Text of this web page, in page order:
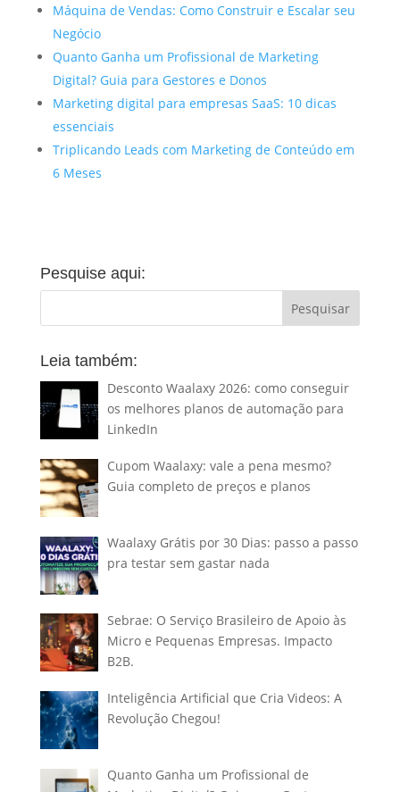
Máquina de Vendas: Como Construir e Escalar seu
Negócio
Quanto Ganha um Profissional de Marketing
Digital? Guia para Gestores e Donos
Marketing digital para empresas SaaS: 10 dicas
essenciais
Triplicando Leads com Marketing de Conteúdo em
6 Meses
Pesquise aqui:
Leia também:
Desconto Waalaxy 2026: como conseguir
os melhores planos de automação para
LinkedIn
Cupom Waalaxy: vale a pena mesmo?
Guia completo de preços e planos
Waalaxy Grátis por 30 Dias: passo a passo
pra testar sem gastar nada
Sebrae: O Serviço Brasileiro de Apoio às
Micro e Pequenas Empresas. Impacto
B2B.
Inteligência Artificial que Cria Videos: A
Revolução Chegou!
Quanto Ganha um Profissional de